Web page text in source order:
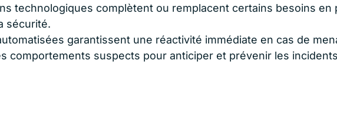
technologiques complètent ou remplacent certains besoins en
sécurité.
garantissent une réactivité immédiate en cas de
comportements suspects pour anticiper et prévenir les